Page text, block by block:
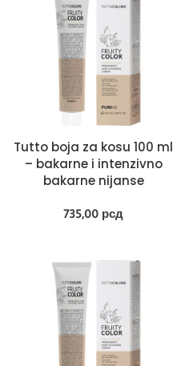
Tutto boja za kosu 100 ml
– bakarne i intenzivno
bakarne nijanse
735,00 рсд